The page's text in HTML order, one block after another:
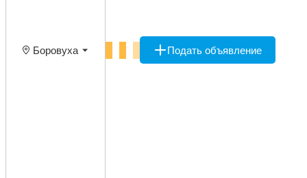
Боровуха Подать объявление